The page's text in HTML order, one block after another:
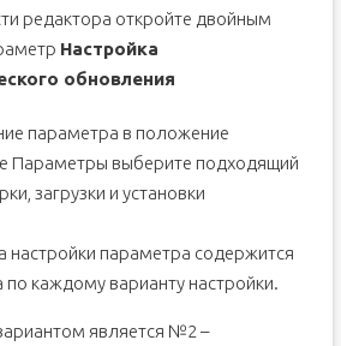
редактора откройте двойным
Настройка
обновления
параметра в положение
Параметры выберите подходящий
загрузки и установки
настройки параметра содержится
каждому варианту настройки.
является №2 –